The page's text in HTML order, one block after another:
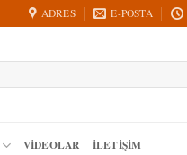
ADRES E-POSTA
VİDEOLAR İLETIŞIM